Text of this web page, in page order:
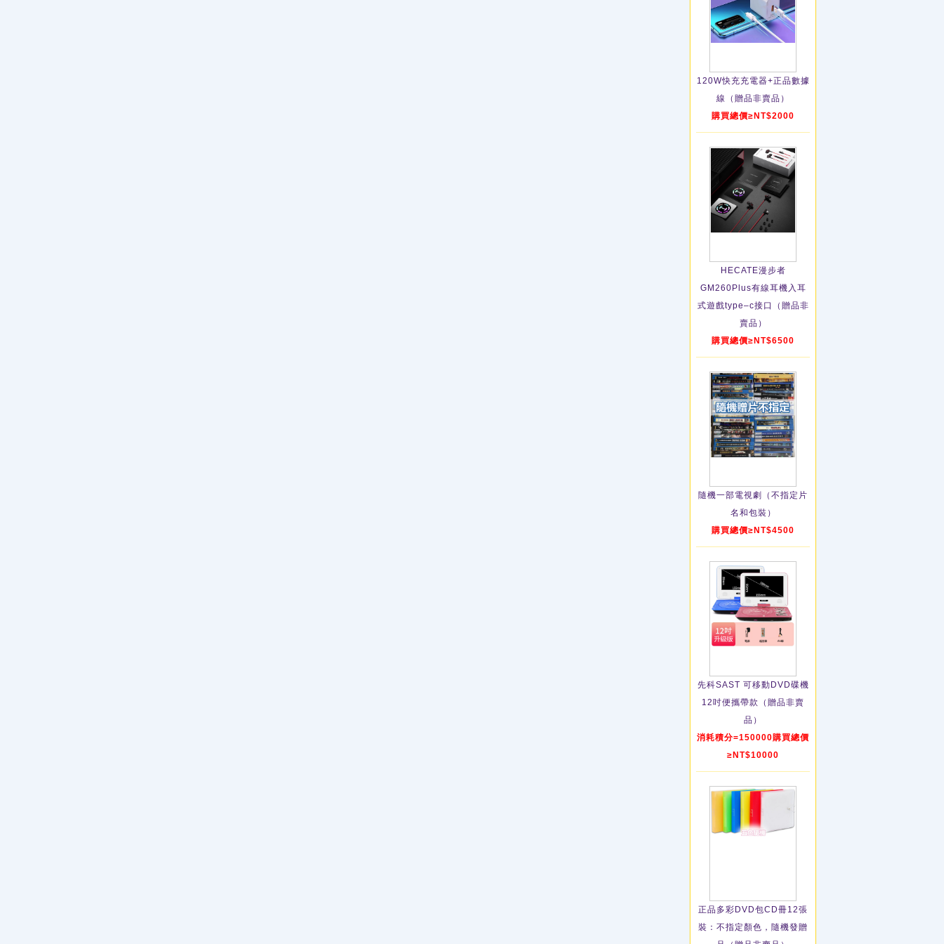
120W快充充電器+正品數據
線（贈品非賣品）
購買總價≥NT$2000
HECATE漫步者
GM260Plus有線耳機入耳
式遊戲type–c接口（贈品非
賣品）
購買總價≥NT$6500
隨機一部電視劇（不指定片
名和包裝）
購買總價≥NT$4500
先科SAST 可移動DVD碟機
12吋便攜帶款（贈品非賣
品）
消耗積分=150000購買總價
≥NT$10000
正品多彩DVD包CD冊12張
裝：不指定顏色，隨機發贈